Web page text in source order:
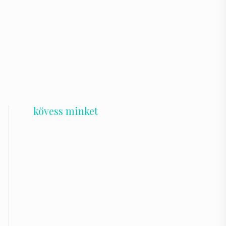
kövess minket